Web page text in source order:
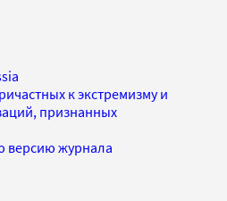
к экстремизму и
признанных
версию журнала